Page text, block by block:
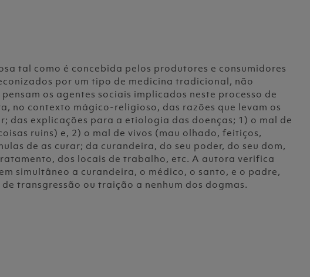
tal como é concebida pelos produtores e consumidores
por um tipo de medicina tradicional, não
os agentes sociais implicados neste processo de
no contexto mágico-religioso, das razões que levam os
das explicações para a etiologia das doenças; 1) o mal de
ruins) e, 2) o mal de vivos (mau olhado, feitiços,
de as curar; da curandeira, do seu poder, do seu dom,
dos locais de trabalho, etc. A autora verifica
simultâneo a curandeira, o médico, o santo, e o padre,
transgressão ou traição a nenhum dos dogmas.